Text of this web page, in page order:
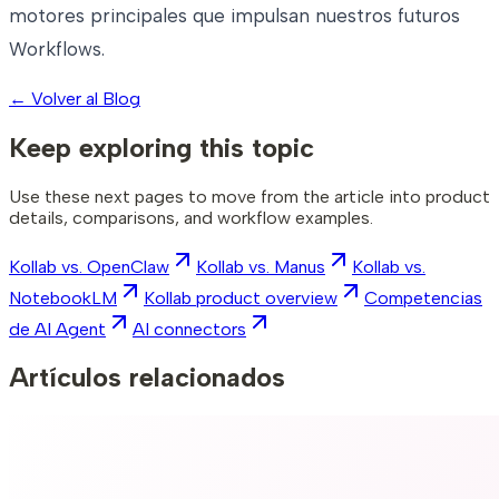
motores principales que impulsan nuestros futuros
Workflows.
← Volver al Blog
Keep exploring this topic
Use these next pages to move from the article into product
details, comparisons, and workflow examples.
Kollab vs. OpenClaw Kollab vs. Manus
Kollab vs.
NotebookLM
Kollab product overview
Competencias
de AI Agent
AI connectors
Artículos relacionados